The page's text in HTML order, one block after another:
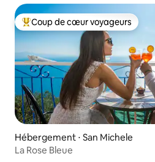
Coups de cœur voyageurs les
Coup de cœur voyageurs
Hébergement ⋅ San Michele
La Rose Bleue